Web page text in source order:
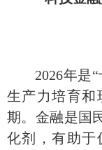
2026年是
生产力培育和
期。金融是国
化剂，有助于